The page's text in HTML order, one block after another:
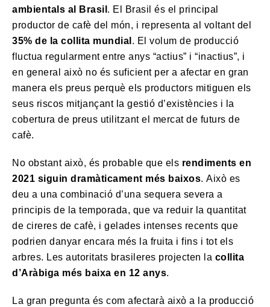
ambientals al Brasil . El Brasil és el principal
productor de cafè del món, i representa al voltant del
35% de la collita mundial . El volum de producció
fluctua regularment entre anys “actius” i “inactius”, i
en general això no és suficient per a afectar en gran
manera els preus perquè els productors mitiguen els
seus riscos mitjançant la gestió d’existències i la
cobertura de preus utilitzant el mercat de futurs de
cafè.
No obstant això, és probable que els rendiments en
2021 siguin dramàticament més baixos. Això es
deu a una combinació d’una sequera severa a
principis de la temporada, que va reduir la quantitat
de cireres de cafè, i gelades intenses recents que
podrien danyar encara més la fruita i fins i tot els
arbres. Les autoritats brasileres projecten la collita
d’Aràbiga més baixa en 12 anys.
La gran pregunta és com afectarà això a la producció